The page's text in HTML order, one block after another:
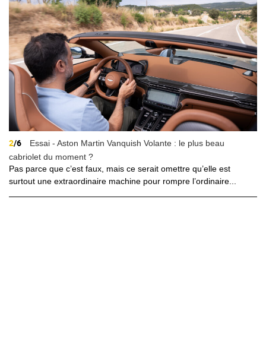
2/6
Essai - Aston Martin Vanquish Volante : le plus beau
cabriolet du moment ?
Pas parce que c’est faux, mais ce serait omettre qu’elle est
surtout une extraordinaire machine pour rompre l’ordinaire...